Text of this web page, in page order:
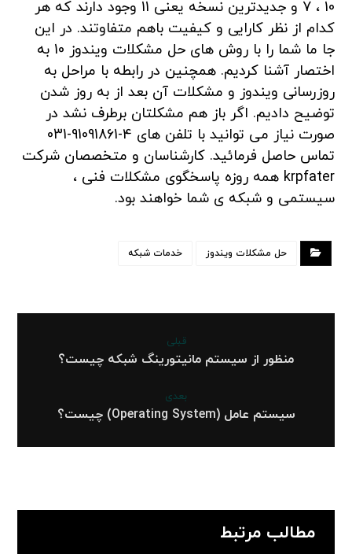
7 ، 10 و جدیدترین نسخه یعنی 11 وجود دارند که هر
کدام از نظر کارایی و کیفیت باهم متفاوتند. در این
جا ما شما را با روش های حل مشکلات ویندوز 10 به
اختصار آشنا کردیم. همچنین در رابطه با مراحل به
روزرسانی ویندوز و مشکلات آن بعد از به روز شدن
توضیح دادیم. اگر باز هم مشکلتان برطرف نشد در
صورت نیاز می توانید با تلفن های 4-91091861-031
تماس حاصل فرمائید. کارشناسان و متخصصان شرکت
krpfater همه روزه پاسخگوی مشکلات فنی ،
سیستمی و شبکه ی شما خواهند بود.
حل مشکلات ویندوز خدمات شبکه
قبلی
منظور از سیستم مانیتورینگ شبکه چیست؟
بعدی
سیستم عامل (Operating System) چیست؟
مطالب مرتبط